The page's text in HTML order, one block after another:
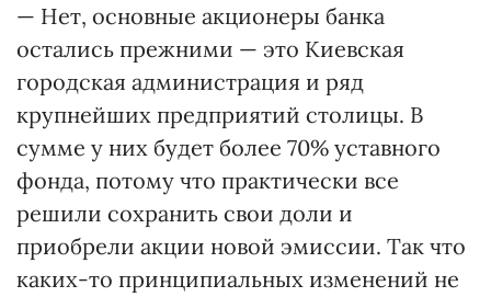
— Нет, основные акционеры банка
остались прежними — это Киевская
городская администрация и ряд
крупнейших предприятий столицы. В
сумме у них будет более 70% уставного
фонда, потому что практически все
решили сохранить свои доли и
приобрели акции новой эмиссии. Так что
каких-то принципиальных изменений не